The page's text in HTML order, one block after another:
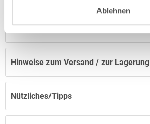
Ablehnen
Anleitungen/Datenblätter
Hinweise zum Versand / zur Lagerung
Nützliches/Tipps